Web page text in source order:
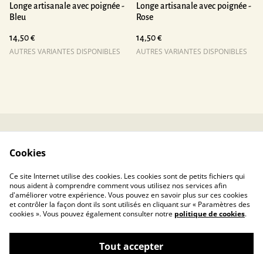
Longe artisanale avec poignée -
Bleu
14,50 €
AUTRES VARIANTES DISPONIBLES
Longe artisanale avec poignée -
Rose
14,50 €
AUTRES VARIANTES DISPONIBLES
Cookies
Ce site Internet utilise des cookies. Les cookies sont de petits fichiers qui
nous aident à comprendre comment vous utilisez nos services afin
d'améliorer votre expérience. Vous pouvez en savoir plus sur ces cookies
et contrôler la façon dont ils sont utilisés en cliquant sur « Paramètres des
cookies ». Vous pouvez également consulter notre politique de cookies.
Tout accepter